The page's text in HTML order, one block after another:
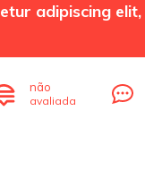
adipiscing
não
avaliada